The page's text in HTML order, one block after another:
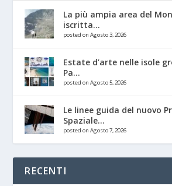
La più ampia area del
iscritta...
posted on Agosto 3, 2026
Estate d’arte nelle isole
Pa...
posted on Agosto 5, 2026
Le linee guida del nuovo
Spaziale...
posted on Agosto 7, 2026
RECENTI